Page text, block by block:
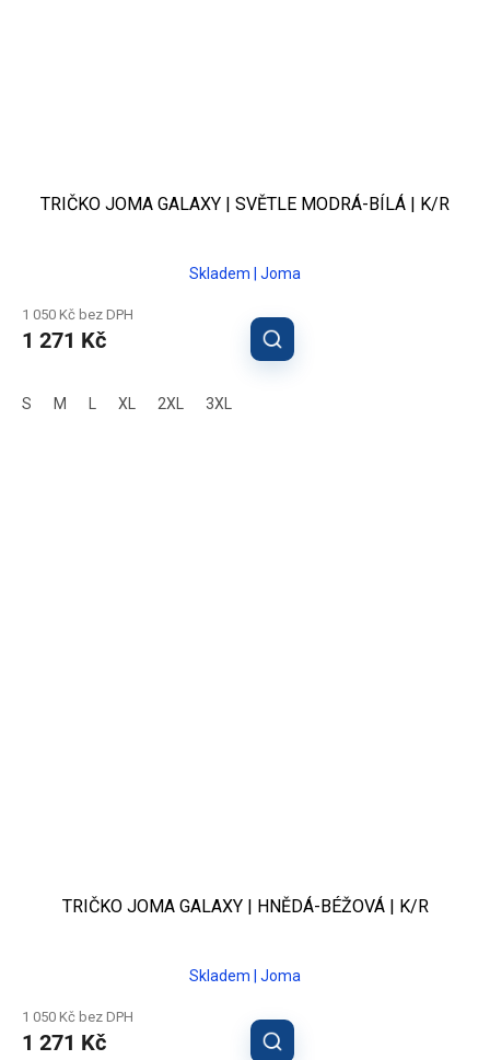
TRIČKO JOMA GALAXY | SVĚTLE MODRÁ-BÍLÁ | K/R
Skladem | Joma
1 050 Kč bez DPH
1 271 Kč
S M L XL 2XL 3XL
TRIČKO JOMA GALAXY | HNĚDÁ-BÉŽOVÁ | K/R
Skladem | Joma
1 050 Kč bez DPH
1 271 Kč